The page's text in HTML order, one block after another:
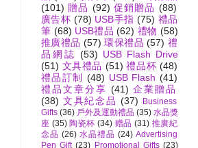
(101) 贈品 (92) 促銷贈品 (88)
廣告杯 (78) USB手指 (75) 禮品
筆 (68) USB禮品 (62) 禮物 (58)
推廣禮品 (57) 環保禮品 (57) 禮
品網誌 (53) USB Flash Drive
(51) 文具禮品 (51) 禮品杯 (48)
禮品訂制
(48) USB Flash (41)
禮品文章分享 (41) 企業贈品
(38) 文具紀念品 (37)
Business
Gifts (36) 戶外及運動禮品 (35) 水晶獎
座 (35) 陶瓷杯 (34) 赠品 (31) 推廣紀
念品 (26) 水晶禮品 (24) Advertising
Pen Gift (23) Promotional Gifts (23)